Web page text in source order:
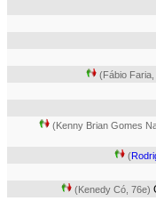
(Fábio Faria,
(Kenny Brian Gomes
(
(Kenedy Có, 76e)